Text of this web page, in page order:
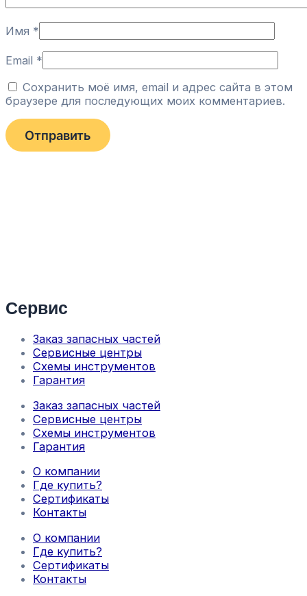
Имя *
Email *
Сохранить моё имя, email и адрес сайта в этом
браузере для последующих моих комментариев.
Сервис
Заказ запасных частей
Сервисные центры
Схемы инструментов
Гарантия
Заказ запасных частей
Сервисные центры
Схемы инструментов
Гарантия
О компании
Где купить?
Сертификаты
Контакты
О компании
Где купить?
Сертификаты
Контакты